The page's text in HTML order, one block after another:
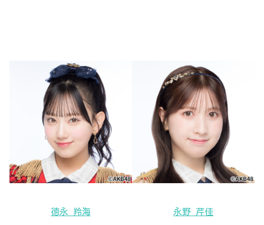
徳永 羚海 永野 芹佳